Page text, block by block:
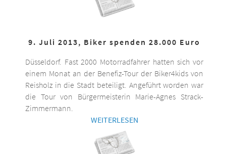
9. Juli 2013, Biker spenden 28.000 Euro
Düsseldorf. Fast 2000 Motorradfahrer hatten sich vor
einem Monat an der Benefiz-Tour der Biker4kids von
Reisholz in die Stadt beteiligt. Angeführt worden war
die Tour von Bürgermeisterin Marie-Agnes Strack-
Zimmermann.
WEITERLESEN